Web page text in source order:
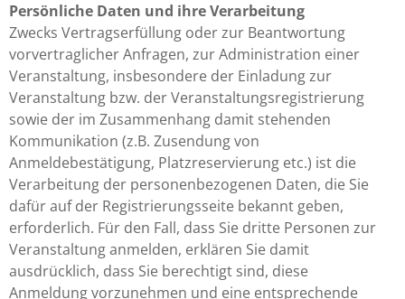
Persönliche Daten und ihre Verarbeitung
Zwecks Vertragserfüllung oder zur Beantwortung
vorvertraglicher Anfragen, zur Administration einer
Veranstaltung, insbesondere der Einladung zur
Veranstaltung bzw. der Veranstaltungsregistrierung
sowie der im Zusammenhang damit stehenden
Kommunikation (z.B. Zusendung von
Anmeldebestätigung, Platzreservierung etc.) ist die
Verarbeitung der personenbezogenen Daten, die Sie
dafür auf der Registrierungsseite bekannt geben,
erforderlich. Für den Fall, dass Sie dritte Personen zur
Veranstaltung anmelden, erklären Sie damit
ausdrücklich, dass Sie berechtigt sind, diese
Anmeldung vorzunehmen und eine entsprechende